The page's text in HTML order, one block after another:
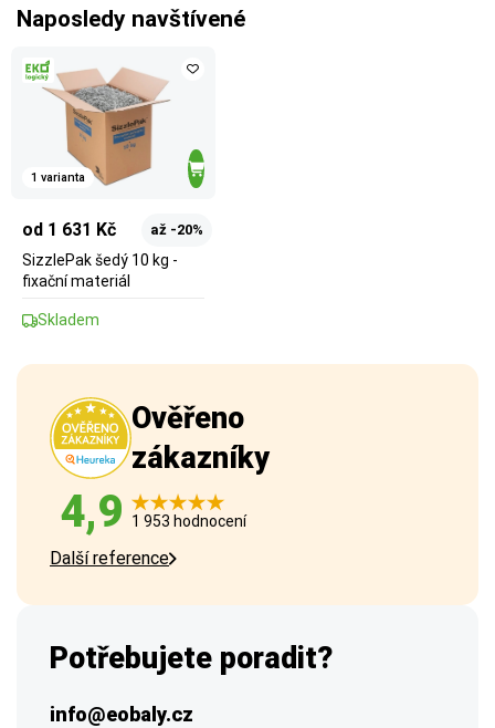
Naposledy navštívené
1 varianta
od 1 631 Kč až -20%
SizzlePak šedý 10 kg -
fixační materiál
Skladem
Ověřeno
zákazníky
4,9 1 953 hodnocení
Další reference
Potřebujete poradit?
info@eobaly.cz